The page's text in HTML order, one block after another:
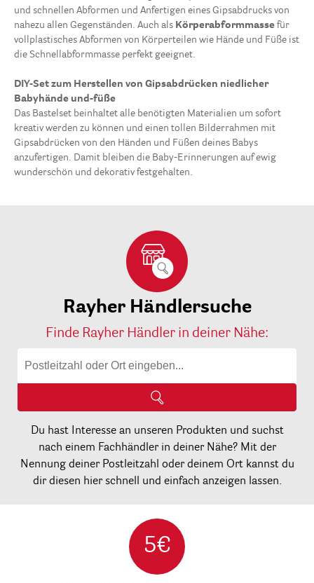
und schnellen Abformen und Anfertigen eines Gipsabdrucks von
nahezu allen Gegenständen. Auch als Körperabformmasse für
vollplastisches Abformen von Körperteilen wie Hände und Füße ist
die Schnellabformmasse perfekt geeignet.
DIY-Set zum Herstellen von Gipsabdrücken niedlicher
Babyhände und-füße
Das Bastelset beinhaltet alle benötigten Materialien um sofort
kreativ werden zu können und einen tollen Bilderrahmen mit
Gipsabdrücken von den Händen und Füßen deines Babys
anzufertigen. Damit bleiben die Baby-Erinnerungen auf ewig
wunderschön und dekorativ festgehalten.
Rayher Händlersuche
Finde Rayher Händler in deiner Nähe:
Du hast Interesse an unseren Produkten und suchst
nach einem Fachhändler in deiner Nähe? Mit der
Nennung deiner Postleitzahl oder deinem Ort kannst du
dir diesen hier schnell und einfach anzeigen lassen.
5€